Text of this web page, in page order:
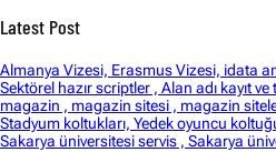
Latest Post
Almanya Vizesi, Erasmus Vizesi, idata
Sektörel hazır scriptler , Alan adı kayıt
magazin , magazin sitesi , magazin
Stadyum koltukları, Yedek oyuncu
Sakarya üniversitesi servis , Sakarya